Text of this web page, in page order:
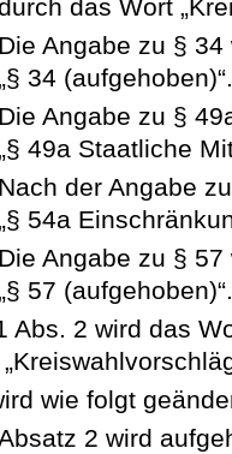
das Wort
Die Angabe zu §
„§ 34
Die Angabe zu §
„§ 49a Staatliche
Nach der Angabe
„§ 54a
Die Angabe zu §
„§ 57
Abs. 2 wird das
wie folgt
Absatz 2 wird